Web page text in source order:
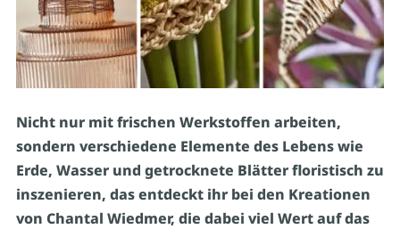
Nicht nur mit frischen Werkstoffen arbeiten,
sondern verschiedene Elemente des Lebens wie
Erde, Wasser und getrocknete Blätter floristisch zu
inszenieren, das entdeckt ihr bei den Kreationen
von Chantal Wiedmer, die dabei viel Wert auf das